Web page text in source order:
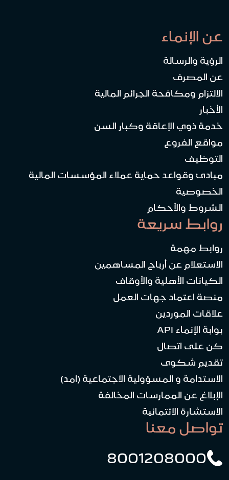
عن الإنماء
الرؤية والرسالة
عن المصرف
الالتزام ومكافحة الجرائم المالية
الأخبار
خدمة ذوي الإعاقة وكبار السن
مواقع الفروع
التوظيف
مبادئ وقواعد حماية عملاء المؤسسات المالية
الخصوصية
الشروط والأحكام
روابط سريعة
روابط مهمة
الاستعلام عن أرباح المساهمين
الكيانات الأهلية والأوقاف
منصة اعتماد جهات العمل
علاقات الموردين
بوابة الإنماء API
كن على اتصال
تقديم شكوى
الاستدامة و المسؤولية الاجتماعية (امد)
الإبلاغ عن الممارسات المخالفة
الاستشارة الائتمانية
تواصل معنا
8001208000